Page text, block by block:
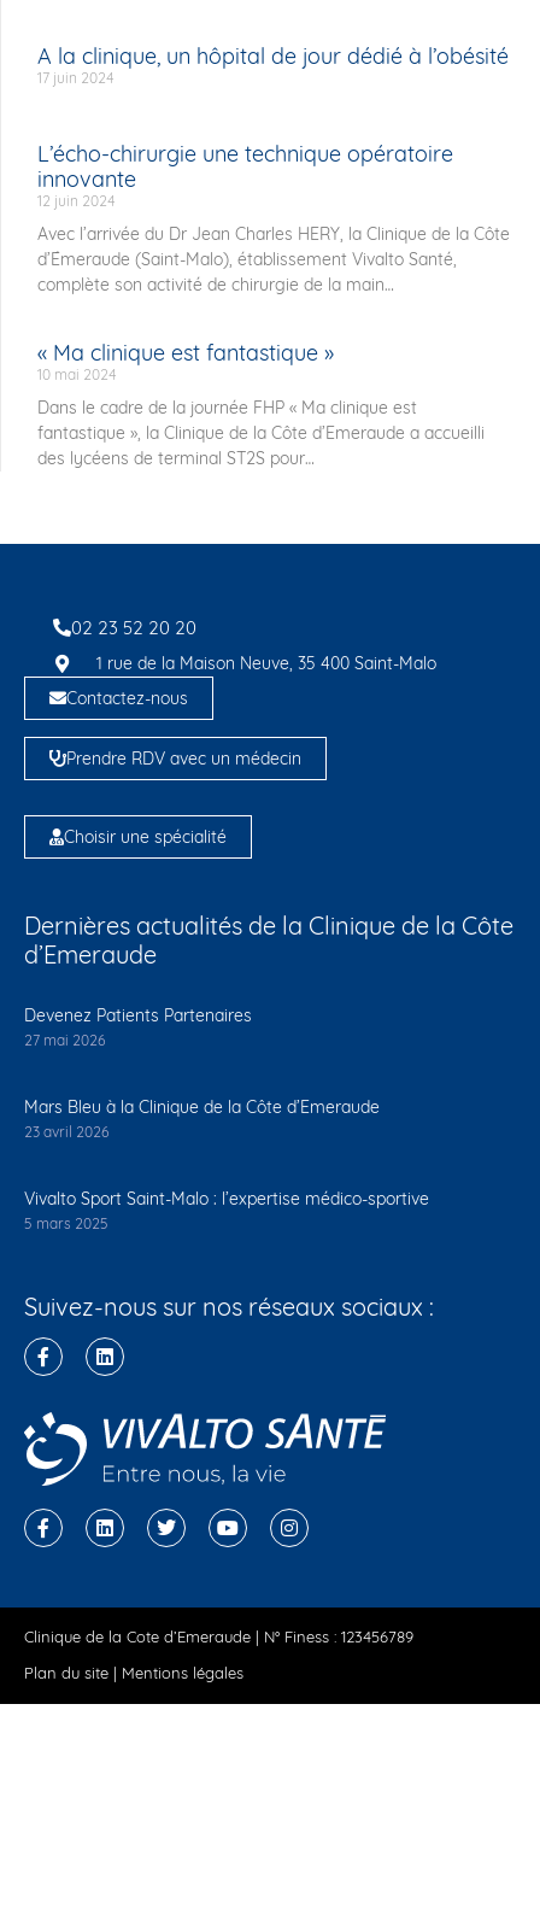
A la clinique, un hôpital de jour dédié à l’obésité
17 juin 2024
L’écho-chirurgie une technique opératoire
innovante
12 juin 2024
Avec l’arrivée du Dr Jean Charles HERY, la Clinique de la Côte
d’Émeraude (Saint-Malo), établissement Vivalto Santé,
complète son activité de chirurgie de la main
« Ma clinique est fantastique »
10 mai 2024
Dans le cadre de la journée FHP « Ma clinique est
fantastique », la Clinique de la Côte d’Emeraude a accueilli
des lycéens de terminal ST2S pour
02 23 52 20 20
1 rue de la Maison Neuve, 35 400 Saint-Malo
Contactez-nous
Prendre RDV avec un médecin
Choisir une spécialité
Dernières actualités de la Clinique de la Côte
d’Emeraude
Devenez Patients Partenaires
27 mai 2026
Mars Bleu à la Clinique de la Côte d’Emeraude
23 avril 2026
Vivalto Sport Saint-Malo : l’expertise médico-sportive
5 mars 2025
Suivez-nous sur nos réseaux sociaux :
Clinique de la Cote d’Emeraude | N° Finess : 123456789
Plan du site | Mentions légales